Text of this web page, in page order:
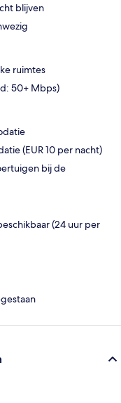
blijven
ruimtes
50+ Mbps)
(EUR 10 per nacht)
bij de
(24 uur per